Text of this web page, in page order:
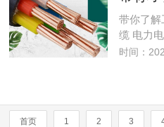
带你了解
缆 电力
时间：
首页 1 2 3